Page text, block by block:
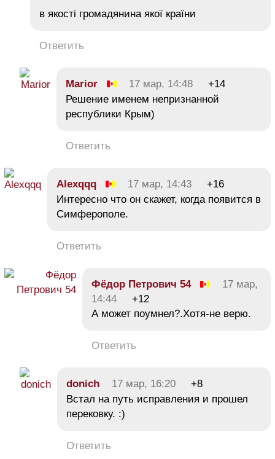
в якості громадянина якої країни
Ответить
Marior 17 мар, 14:48
+14
Решение именем непризнанной
республики Крым)
Ответить
Alexqqq 17 мар, 14:43
+16
Интересно что он скажет, когда появится в
Симферополе.
Ответить
Фёдор Петрович 54
17 мар,
14:44
+12
А может поумнел?.Хотя-не верю.
Ответить
donich 17 мар, 16:20
+8
Встал на путь исправления и прошел
перековку. :)
Ответить